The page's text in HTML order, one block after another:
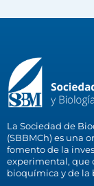
La Sociedad de
(SBBMCh) es una
fomento de la
experimental, que
bioquímica y de la